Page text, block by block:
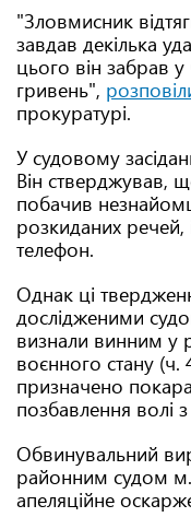
"Зловмисник
завдав декілька
цього він забрав
гривень",
прокуратурі.
У судовому
Він стверджував,
побачив
розкиданих речей,
телефон.
Однак ці
дослідженими
визнали винним у
воєнного стану
призначено
позбавлення волі
Обвинувальний
районним судом
апеляційне